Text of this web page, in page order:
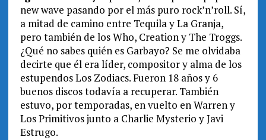
new wave pasando por el más puro rock’n’roll. Sí,
a mitad de camino entre Tequila y La Granja,
pero también de los Who, Creation y The Troggs.
¿Qué no sabes quién es Garbayo? Se me olvidaba
decirte que él era líder, compositor y alma de los
estupendos Los Zodiacs. Fueron 18 años y 6
buenos discos todavía a recuperar. También
estuvo, por temporadas, en vuelto en Warren y
Los Primitivos junto a Charlie Mysterio y Javi
Estrugo.